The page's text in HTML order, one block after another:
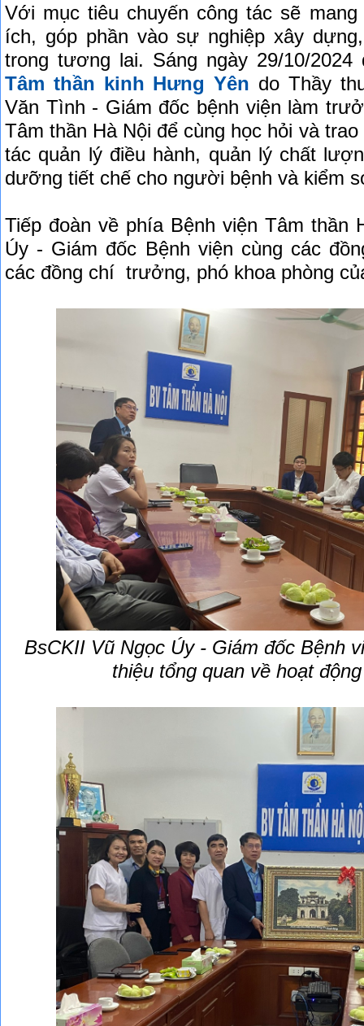
Với mục tiêu chuyến công tác sẽ
ích, góp phần vào sự nghiệp xây
trong tương lai. Sáng ngày 29/10/
Tâm thần kinh Hưng Yên do Thầy
Văn Tình - Giám đốc bệnh viện làm
Tâm thần Hà Nội để cùng học hỏi và
tác quản lý điều hành, quản lý chất
dưỡng tiết chế cho người bệnh và kiểm
Tiếp đoàn về phía Bệnh viện Tâm thần
Úy - Giám đốc Bệnh viện cùng các
các đồng chí trưởng, phó khoa phòng
BsCKII Vũ Ngọc Úy - Giám đốc Bệnh
thiệu tổng quan về hoạt